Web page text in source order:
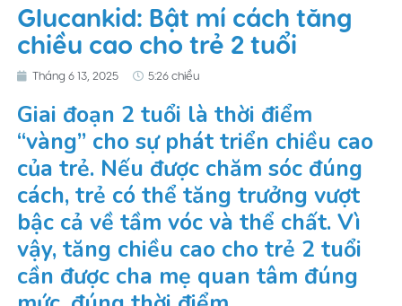
Glucankid: Bật mí cách tăng
chiều cao cho trẻ 2 tuổi
Tháng 6 13, 2025 5:26 chiều
Giai đoạn 2 tuổi là thời điểm
“vàng” cho sự phát triển chiều cao
của trẻ. Nếu được chăm sóc đúng
cách, trẻ có thể tăng trưởng vượt
bậc cả về tầm vóc và thể chất. Vì
vậy, tăng chiều cao cho trẻ 2 tuổi
cần được cha mẹ quan tâm đúng